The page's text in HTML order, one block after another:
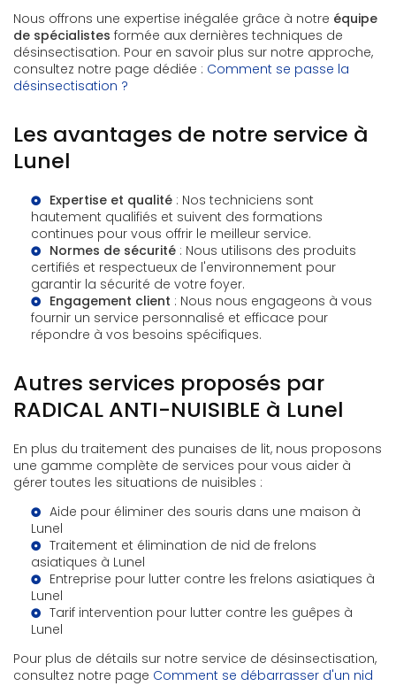
Nous offrons une expertise inégalée grâce à notre équipe
de spécialistes formée aux dernières techniques de
désinsectisation. Pour en savoir plus sur notre approche,
consultez notre page dédiée : Comment se passe la
désinsectisation ?
Les avantages de notre service à
Lunel
Expertise et qualité : Nos techniciens sont
hautement qualifiés et suivent des formations
continues pour vous offrir le meilleur service.
Normes de sécurité : Nous utilisons des produits
certifiés et respectueux de l'environnement pour
garantir la sécurité de votre foyer.
Engagement client : Nous nous engageons à vous
fournir un service personnalisé et efficace pour
répondre à vos besoins spécifiques.
Autres services proposés par
RADICAL ANTI-NUISIBLE à Lunel
En plus du traitement des punaises de lit, nous proposons
une gamme complète de services pour vous aider à
gérer toutes les situations de nuisibles :
Aide pour éliminer des souris dans une maison à
Lunel
Traitement et élimination de nid de frelons
asiatiques à Lunel
Entreprise pour lutter contre les frelons asiatiques à
Lunel
Tarif intervention pour lutter contre les guêpes à
Lunel
Pour plus de détails sur notre service de désinsectisation,
consultez notre page Comment se débarrasser d'un nid